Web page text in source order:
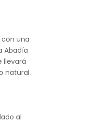
una
Abadía
llevará
natural.
al